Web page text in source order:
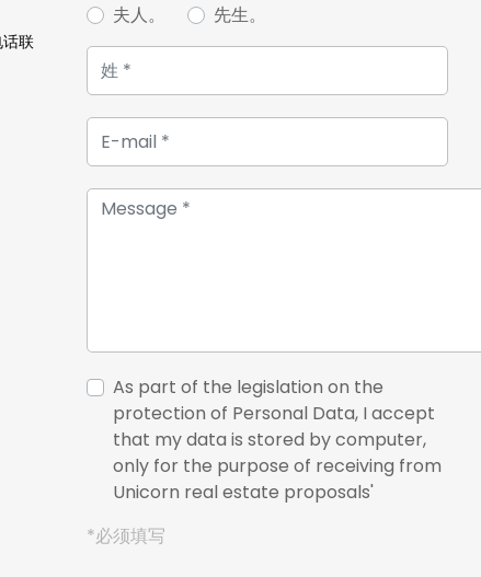
联
夫人。 先生。
As part of the legislation on the
protection of Personal Data, I accept
that my data is stored by computer,
only for the purpose of receiving from
Unicorn real estate proposals'
*必须填写